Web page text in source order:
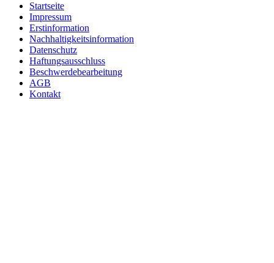
Startseite
Impressum
Erstinformation
Nachhaltigkeitsinformation
Datenschutz
Haftungsausschluss
Beschwerdebearbeitung
AGB
Kontakt